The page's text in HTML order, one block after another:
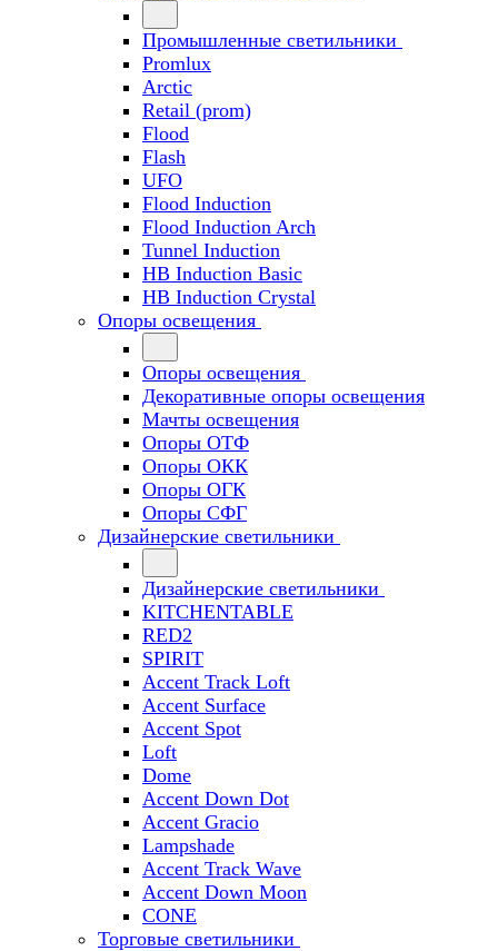
Промышленные светильники
Promlux
Arctic
Retail (prom)
Flood
Flash
UFO
Flood Induction
Flood Induction Arch
Tunnel Induction
HB Induction Basic
HB Induction Crystal
Опоры освещения
Опоры освещения
Декоративные опоры освещения
Мачты освещения
Опоры ОТФ
Опоры ОКК
Опоры ОГК
Опоры СФГ
Дизайнерские светильники
Дизайнерские светильники
KITCHENTABLE
RED2
SPIRIT
Accent Track Loft
Accent Surface
Accent Spot
Loft
Dome
Accent Down Dot
Accent Gracio
Lampshade
Accent Track Wave
Accent Down Moon
CONE
Торговые светильники